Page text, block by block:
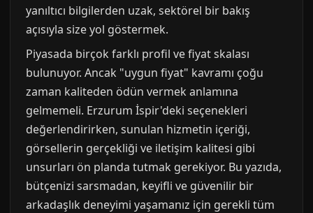
yanıltıcı bilgilerden uzak, sektörel bir bakış
açısıyla size yol göstermek.
Piyasada birçok farklı profil ve fiyat skalası
bulunuyor. Ancak "uygun fiyat" kavramı çoğu
zaman kaliteden ödün vermek anlamına
gelmemeli. Erzurum İspir'deki seçenekleri
değerlendirirken, sunulan hizmetin içeriği,
görsellerin gerçekliği ve iletişim kalitesi gibi
unsurları ön planda tutmak gerekiyor. Bu yazıda,
bütçenizi sarsmadan, keyifli ve güvenilir bir
arkadaşlık deneyimi yaşamanız için gerekli tüm